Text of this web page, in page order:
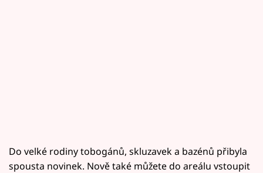
Do velké rodiny tobogánů, skluzavek a bazénů přibyla
spousta novinek. Nově také můžete do areálu vstoupit